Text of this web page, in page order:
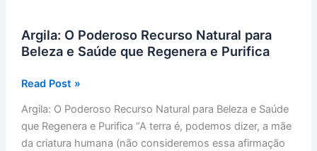
Argila: O Poderoso Recurso Natural para
Beleza e Saúde que Regenera e Purifica
Argila:
Poderoso
Recurso
Read Post »
Argila: O Poderoso Recurso Natural para Beleza e Saúde
que Regenera e Purifica “A terra é, podemos dizer, a mãe
da criatura humana (não consideremos essa afirmação